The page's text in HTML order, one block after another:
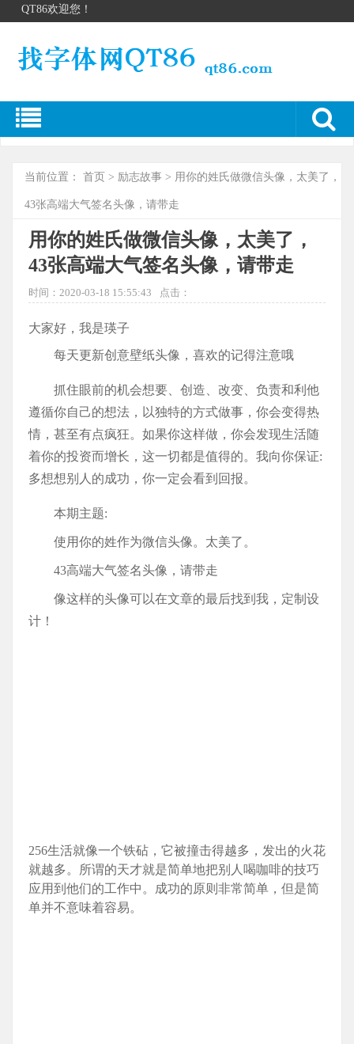
QT86欢迎您！
当前位置： 首页 > 励志故事 > 用你的姓氏做微信头像，太美了，
43张高端大气签名头像，请带走
用你的姓氏做微信头像，太美了，
43张高端大气签名头像，请带走
时间：2020-03-18 15:55:43 点击：
大家好，我是瑛子
每天更新创意壁纸头像，喜欢的记得注意哦
抓住眼前的机会想要、创造、改变、负责和利他
遵循你自己的想法，以独特的方式做事，你会变得热
情，甚至有点疯狂。如果你这样做，你会发现生活随
着你的投资而增长，这一切都是值得的。我向你保证:
多想想别人的成功，你一定会看到回报。
本期主题:
使用你的姓作为微信头像。太美了。
43高端大气签名头像，请带走
像这样的头像可以在文章的最后找到我，定制设
计！
256生活就像一个铁砧，它被撞击得越多，发出的火花
就越多。所谓的天才就是简单地把别人喝咖啡的技巧
应用到他们的工作中。成功的原则非常简单，但是简
单并不意味着容易。